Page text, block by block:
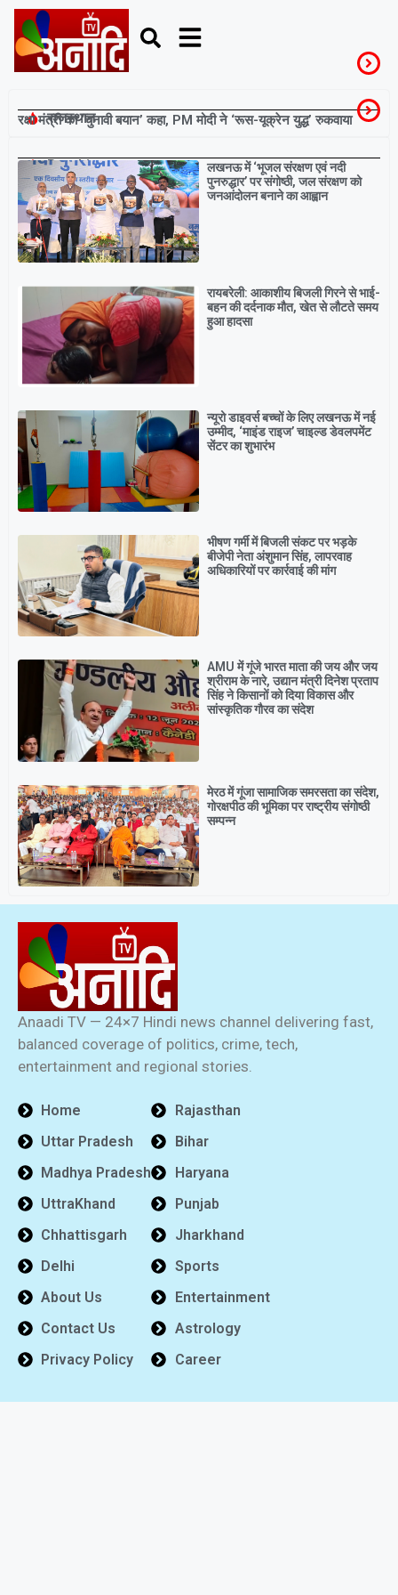
राजस्थान
रक्षा मंत्री का ‘चुनावी बयान’ कहा, PM मोदी ने ‘रूस-यूक्रेन युद्ध’ रुकवाया
Breaking
लखनऊ में ‘भूजल संरक्षण एवं नदी
पुनरुद्धार’ पर संगोष्ठी, जल संरक्षण को
जनआंदोलन बनाने का आह्वान
रायबरेली: आकाशीय बिजली गिरने से भाई-
बहन की दर्दनाक मौत, खेत से लौटते समय
हुआ हादसा
न्यूरो डाइवर्स बच्चों के लिए लखनऊ में नई
उम्मीद, ‘माइंड राइज’ चाइल्ड डेवलपमेंट
सेंटर का शुभारंभ
भीषण गर्मी में बिजली संकट पर भड़के
बीजेपी नेता अंशुमान सिंह, लापरवाह
अधिकारियों पर कार्रवाई की मांग
AMU में गूंजे भारत माता की जय और जय
श्रीराम के नारे, उद्यान मंत्री दिनेश प्रताप
सिंह ने किसानों को दिया विकास और
सांस्कृतिक गौरव का संदेश
मेरठ में गूंजा सामाजिक समरसता का संदेश,
गोरक्षपीठ की भूमिका पर राष्ट्रीय संगोष्ठी
सम्पन्न
Anaadi TV — 24×7 Hindi news channel delivering fast,
balanced coverage of politics, crime, tech,
entertainment and regional stories.
Home
Uttar Pradesh
Madhya Pradesh
UttraKhand
Chhattisgarh
Delhi
About Us
Contact Us
Privacy Policy
Rajasthan
Bihar
Haryana
Punjab
Jharkhand
Sports
Entertainment
Astrology
Career